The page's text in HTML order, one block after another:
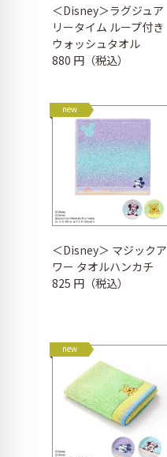
＜Disney＞ラグジュア
リータイム ループ付き
ウォッシュタオル
880 円（税込）
new
＜Disney＞ マジックア
ワー タオルハンカチ
825 円（税込）
new